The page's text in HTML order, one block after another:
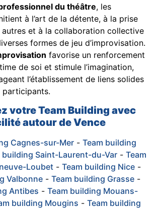
du théâtre, les
à l’art de la détente, à la prise
et à la collaboration collective
formes de jeu d’improvisation.
favorise un renforcement
de soi et stimule l’imagination,
l’établissement de liens solides
participants.
votre Team Building avec
autour de Vence
Cagnes-sur-Mer- Team building
building Saint-Laurent-du-Var- Team
Loubet - Team building Nice -
Valbonne- Team building Grasse-
Antibes - Team building Mouans-
building Mougins - Team building